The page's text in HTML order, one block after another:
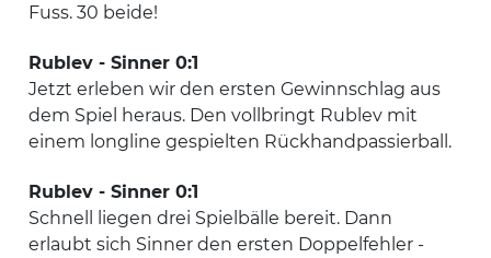
Fuss. 30 beide!
Rublev - Sinner 0:1
Jetzt erleben wir den ersten Gewinnschlag aus
dem Spiel heraus. Den vollbringt Rublev mit
einem longline gespielten Rückhandpassierball.
Rublev - Sinner 0:1
Schnell liegen drei Spielbälle bereit. Dann
erlaubt sich Sinner den ersten Doppelfehler -